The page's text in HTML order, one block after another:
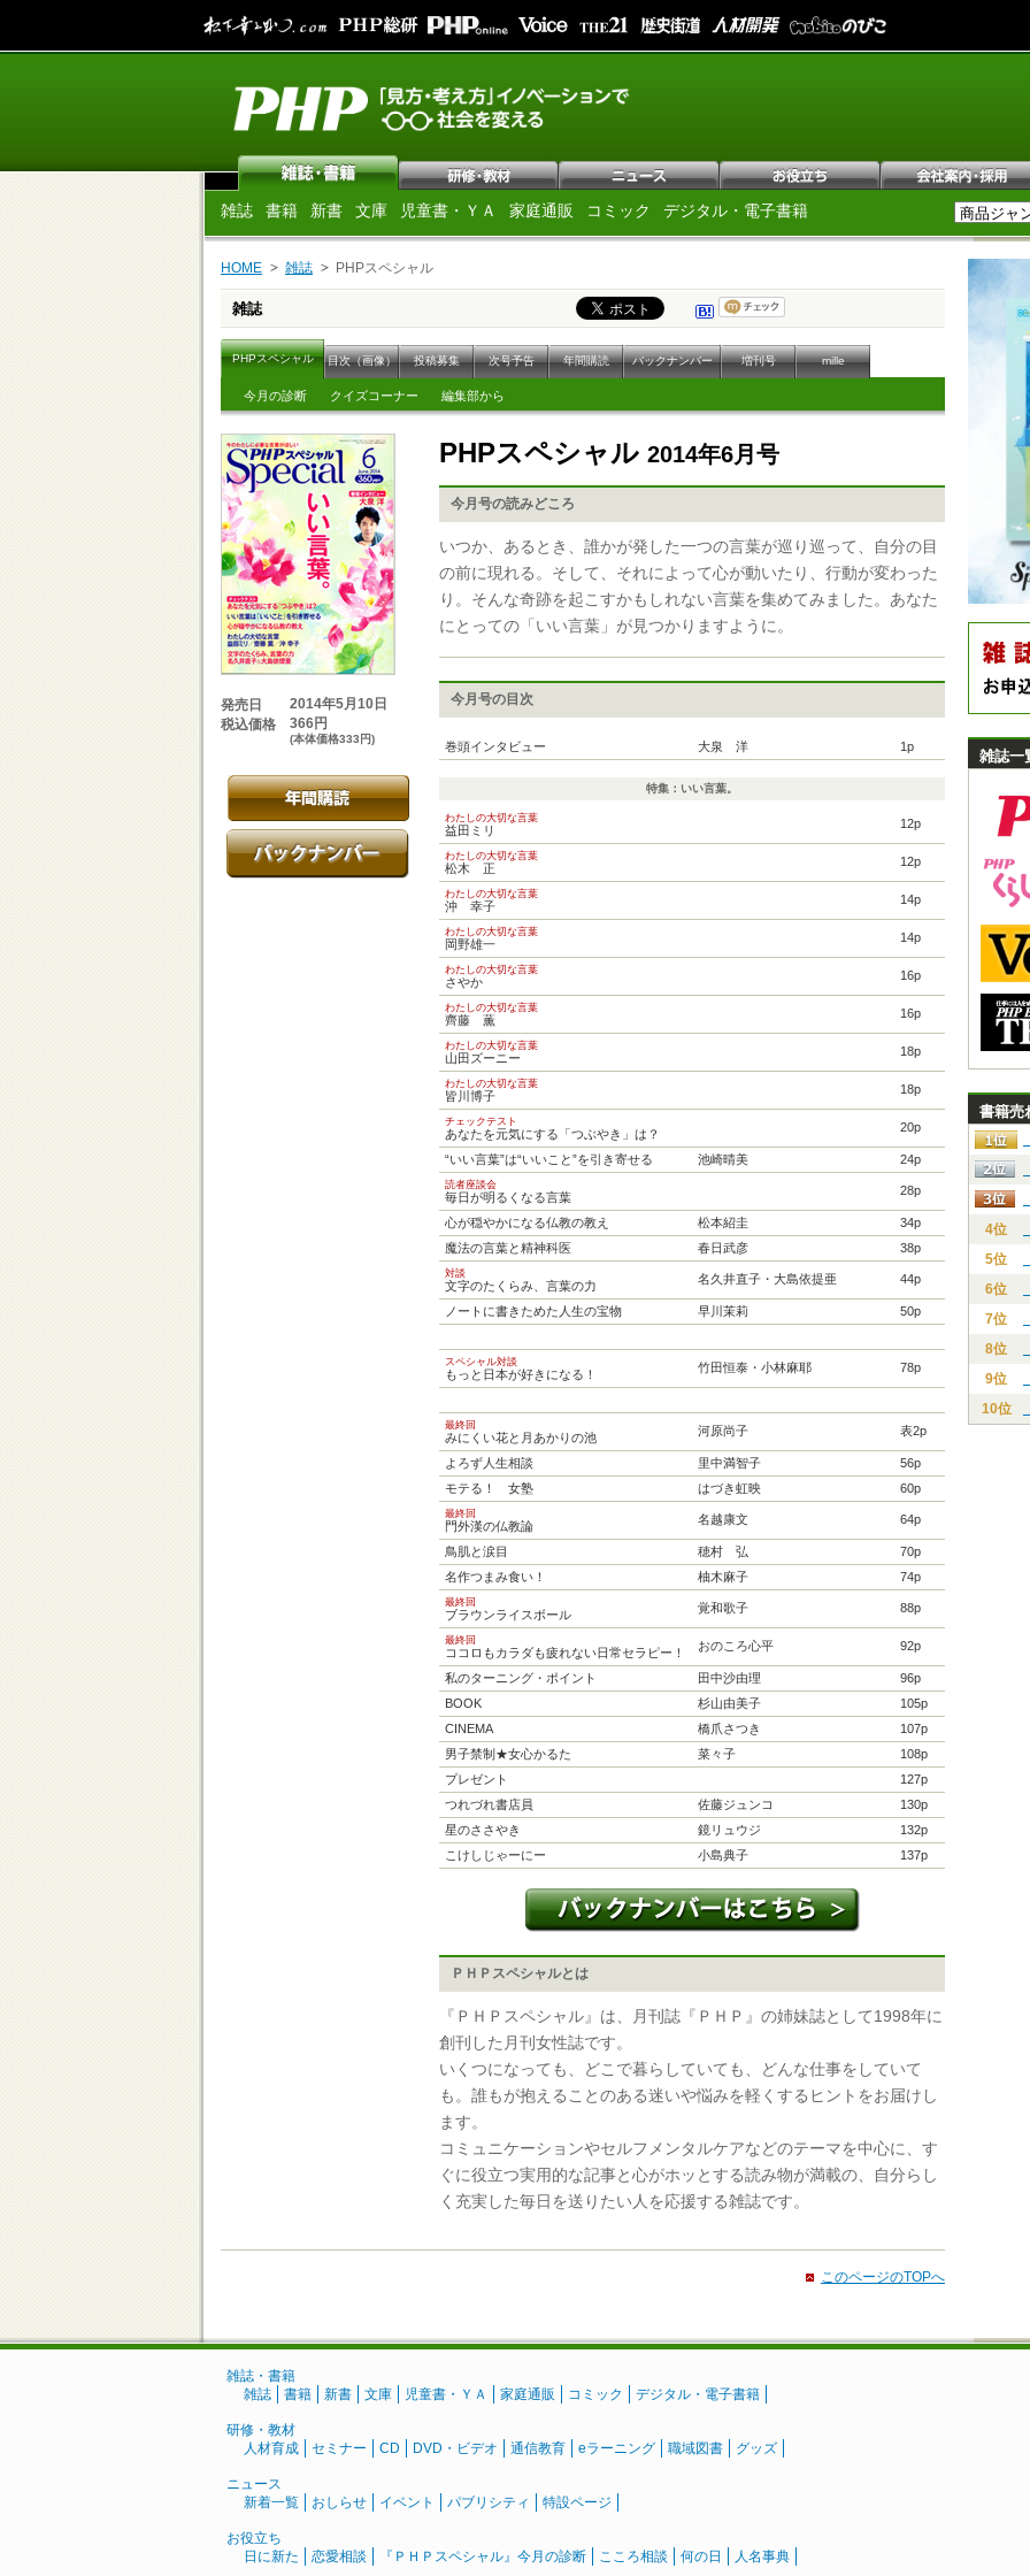
雑誌 書籍 新書 文庫 児童書・ＹＡ 家庭通販 コミック デジタル・電子書籍
HOME 雑誌 PHPスペシャル
雑誌
PHPスペシャル 目次（画像） 投稿募集 次号予告 年間購読 バックナンバー 増刊号 mille
今月の診断 クイズコーナー 編集部から
発売日
2014年5月10日
税込価格
366円
(本体価格333円)
PHPスペシャル 2014年6月号
今月号の読みどころ
いつか、あるとき、誰かが発した一つの言葉が巡り巡って、自分の目
の前に現れる。そして、それによって心が動いたり、行動が変わった
り。そんな奇跡を起こすかもしれない言葉を集めてみました。あなた
にとっての「いい言葉」が見つかりますように。
今月号の目次
巻頭インタビュー 大泉 洋 1p
特集：いい言葉。
わたしの大切な言葉
益田ミリ 12p
わたしの大切な言葉
松木 正 12p
わたしの大切な言葉
沖 幸子 14p
わたしの大切な言葉
岡野雄一 14p
わたしの大切な言葉
さやか 16p
わたしの大切な言葉
齊藤 薫 16p
わたしの大切な言葉
山田ズーニー 18p
わたしの大切な言葉
皆川博子 18p
チェックテスト
あなたを元気にする「つぶやき」は？ 20p
“いい言葉”は“いいこと”を引き寄せる 池崎晴美 24p
読者座談会
毎日が明るくなる言葉 28p
心が穏やかになる仏教の教え 松本紹圭
34p
魔法の言葉と精神科医
春日武彦 38p
対談
文字のたくらみ、言葉の力 名久井直子・大島依提亜 44p
ノートに書きためた人生の宝物 早川茉莉 50p
スペシャル対談
もっと日本が好きになる！ 竹田恒泰・小林麻耶 78p
最終回
みにくい花と月あかりの池 河原尚子 表2p
よろず人生相談 里中満智子
56p
モテる！ 女塾
はづき虹映 60p
最終回
門外漢の仏教論 名越康文 64p
鳥肌と涙目 穂村 弘
70p
名作つまみ食い！
柚木麻子 74p
最終回
ブラウンライスボール 覚和歌子 88p
最終回
ココロもカラダも疲れない日常セラピー！ おのころ心平 92p
私のターニング・ポイント 田中沙由理
96p
BOOK
杉山由美子
105p
CINEMA
橋爪さつき
107p
男子禁制★女心かるた
菜々子
108p
プレゼント
127p
つれづれ書店員
佐藤ジュンコ
130p
星のささやき
鏡リュウジ
132p
こけしじゃーにー
小島典子 137p
ＰＨＰスペシャルとは
『ＰＨＰスペシャル』は、月刊誌『ＰＨＰ』の姉妹誌として1998年に
創刊した月刊女性誌です。
いくつになっても、どこで暮らしていても、どんな仕事をしていて
も。誰もが抱えることのある迷いや悩みを軽くするヒントをお届けし
ます。
コミュニケーションやセルフメンタルケアなどのテーマを中心に、す
ぐに役立つ実用的な記事と心がホッとする読み物が満載の、自分らし
く充実した毎日を送りたい人を応援する雑誌です。
このページのTOPへ
雑誌一
書籍売
4位
5位
6位
7位
8位
9位
10位
雑誌・書籍
雑誌
書籍 新書 文庫 児童書・ＹＡ 家庭通販 コミック デジタル・電子書籍
研修・教材
人材育成
セミナー CD DVD・ビデオ 通信教育 eラーニング 職域図書 グッズ
ニュース
新着一覧
おしらせ イベント パブリシティ 特設ページ
お役立ち
日に新た
恋愛相談 『ＰＨＰスペシャル』今月の診断 こころ相談 何の日 人名事典